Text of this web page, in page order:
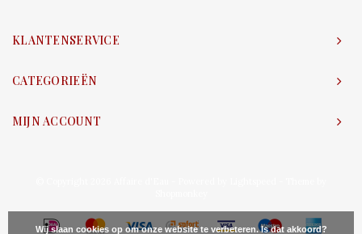
KLANTENSERVICE
CATEGORIEËN
MIJN ACCOUNT
Wij slaan cookies op om onze website te verbeteren. Is dat akkoord?